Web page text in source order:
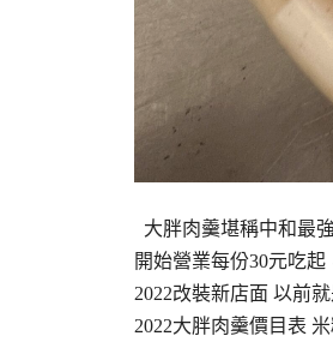
大胖肉羹堪稱中和最
開始營業每份30元吃
2022改裝新店面 以前
2022大胖肉羹價目表